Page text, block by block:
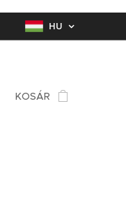
HU
KOSÁR